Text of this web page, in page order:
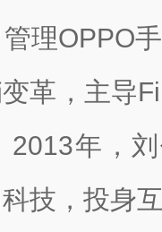
理OPPO
革，主导
2013年，
技，投身